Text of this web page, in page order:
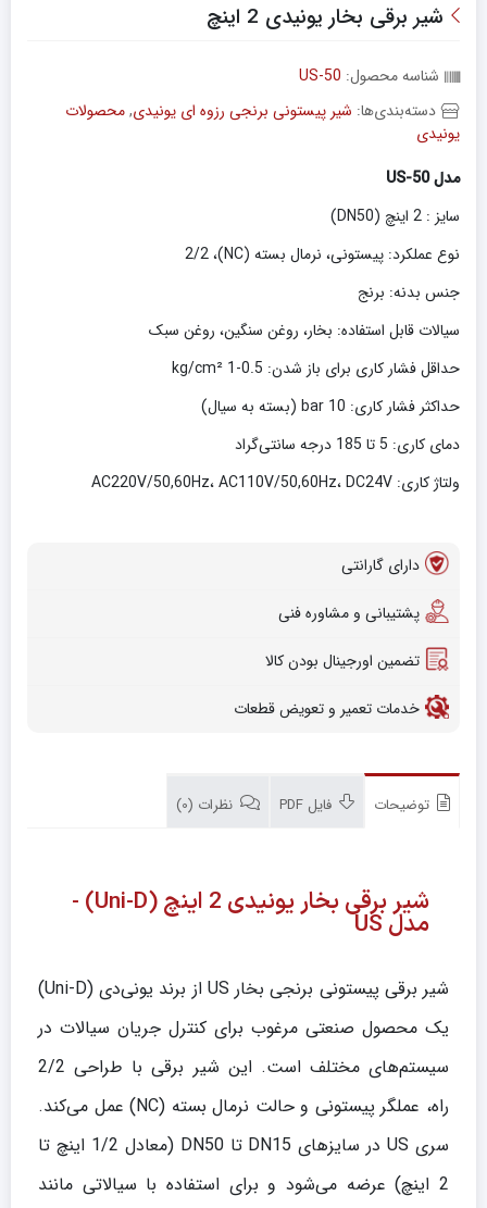
شیر برقی بخار یونیدی 2 اینچ
شناسه محصول: US-50
دسته‌بندی‌ها: شیر پیستونی برنجی رزوه ای یونیدی,محصولات
یونیدی
مدل US-50
سایز : 2 اینچ (DN50)
نوع عملکرد: پیستونی، نرمال بسته (NC)، 2/2
جنس بدنه: برنج
سیالات قابل استفاده: بخار، روغن سنگین، روغن سبک
حداقل فشار کاری برای باز شدن: 0.5-1 kg/cm²
حداکثر فشار کاری: 10 bar (بسته به سیال)
دمای کاری: 5 تا 185 درجه سانتی‌گراد
ولتاژ کاری: AC220V/50,60Hz، AC110V/50,60Hz، DC24V
دارای گارانتی
پشتیبانی و مشاوره فنی
تضمین اورجینال بودن کالا
خدمات تعمیر و تعویض قطعات
توضیحات فایل PDF نظرات (0)
شیر برقی بخار یونیدی 2 اینچ (Uni-D) -
مدل US
شیر برقی پیستونی برنجی بخار US از برند یونی‌دی (Uni-D)
یک محصول صنعتی مرغوب برای کنترل جریان سیالات در
سیستم‌های مختلف است. این شیر برقی با طراحی 2/2
راه، عملگر پیستونی و حالت نرمال بسته (NC) عمل می‌کند.
سری US در سایزهای DN15 تا DN50 (معادل 1/2 اینچ تا
2 اینچ) عرضه می‌شود و برای استفاده با سیالاتی مانند